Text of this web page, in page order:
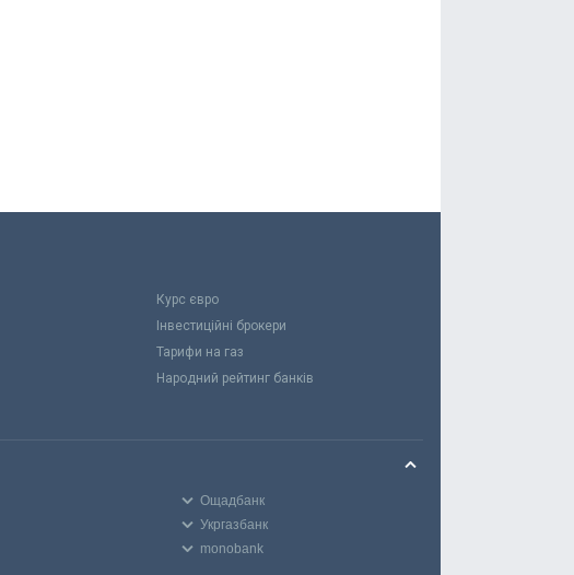
Курс євро
Інвестиційні брокери
Тарифи на газ
Народний рейтинг банків
Ощадбанк
Укргазбанк
monobank